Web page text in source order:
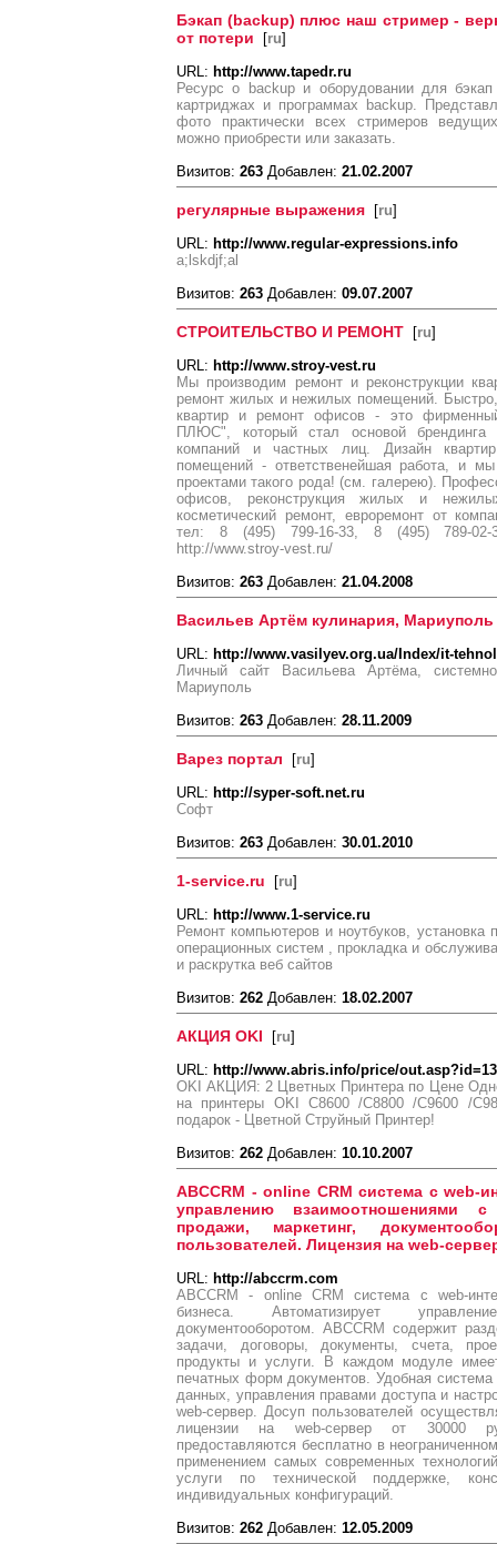
Бэкап (backup) плюс наш стример -
от потери [ru]
URL: http://www.tapedr.ru
Ресурс о backup и оборудовании для
картриджах и программах backup.
фото практически всех стримеров
можно приобрести или заказать.
Визитов: 263 Добавлен: 21.02.2007
регулярные выражения [ru]
URL: http://www.regular-expressions.info
a;lskdjf;al
Визитов: 263 Добавлен: 09.07.2007
СТРОИТЕЛЬСТВО И РЕМОНТ [ru]
URL: http://www.stroy-vest.ru
Мы производим ремонт и реконструкции
ремонт жилых и нежилых помещений.
квартир и ремонт офисов - это
ПЛЮС", который стал основой брендинга
компаний и частных лиц. Дизайн
помещений - ответственейшая работа, и
проектами такого рода! (см. галерею).
офисов, реконструкция жилых и
косметический ремонт, евроремонт от
тел: 8 (495) 799-16-33, 8 (495) 789-02-
http://www.stroy-vest.ru/
Визитов: 263 Добавлен: 21.04.2008
Васильев Артём кулинария, Мариуполь
URL: http://www.vasilyev.org.ua/Index/it-
Личный сайт Васильева Артёма,
Мариуполь
Визитов: 263 Добавлен: 28.11.2009
Варез портал [ru]
URL: http://syper-soft.net.ru
Софт
Визитов: 263 Добавлен: 30.01.2010
1-service.ru [ru]
URL: http://www.1-service.ru
Ремонт компьютеров и ноутбуков, установка
операционных систем , прокладка и
и раскрутка веб сайтов
Визитов: 262 Добавлен: 18.02.2007
АКЦИЯ OKI [ru]
URL: http://www.abris.info/price/
OKI АКЦИЯ: 2 Цветных Принтера по Цене
на принтеры OKI C8600 /C8800 /C9600 /
подарок - Цветной Струйный Принтер!
Визитов: 262 Добавлен: 10.10.2007
ABCCRM - online CRM система с web-
управлению взаимоотношениями с
продажи, маркетинг,
пользователей. Лицензия на web-
URL: http://abccrm.com
ABCCRM - online CRM система с web-
бизнеса. Автоматизирует
документооборотом. ABCCRM содержит
задачи, договоры, документы, счета,
продукты и услуги. В каждом модуле
печатных форм документов. Удобная система
данных, управления правами доступа и
web-сервер. Досуп пользователей
лицензии на web-сервер от 30000
предоставляются бесплатно в
применением самых современных
услуги по технической поддержке,
индивидуальных конфигураций.
Визитов: 262 Добавлен: 12.05.2009